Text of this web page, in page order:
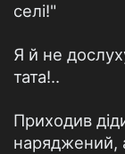
селі!"
Я й не
тата!..
Приходив
наряджений,